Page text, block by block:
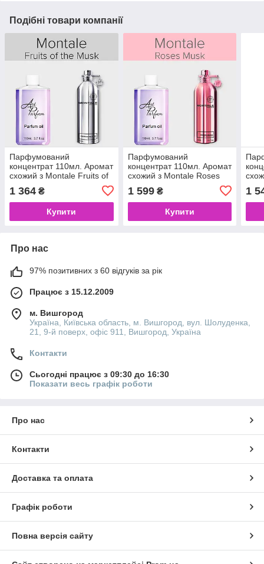
Подібні товари компанії
Парфумований
концентрат 110мл. Аромат
схожий з Montale Fruits of
1 364 ₴
Купити
Парфумований
концентрат 110мл. Аромат
схожий з Montale Roses
1 599₴
Купити
1
Про нас
97% позитивних з 60 відгуків за рік
Працює з 15.12.2009
м. Вишгород
Україна, Київська область, м. Вишгород, вул. Шолуденка,
21, 9-й поверх, офіс 911, Вишгород, Україна
Контакти
Сьогодні працює з 09:30 до 16:30
Показати весь графік роботи
Про нас
Контакти
Доставка та оплата
Графік роботи
Повна версія сайту